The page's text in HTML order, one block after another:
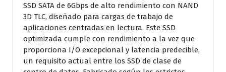
SSD SATA de 6Gbps de alto rendimiento con NAND
3D TLC, diseñado para cargas de trabajo de
aplicaciones centradas en lectura. Este SSD
optimizada cumple con rendimiento a la vez que
proporciona I/O excepcional y latencia predecible,
un requisito actual entre los SSD de clase de